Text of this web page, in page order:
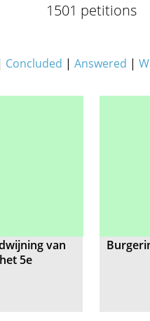
1501 petitions
Concluded | Answered |
van
5e